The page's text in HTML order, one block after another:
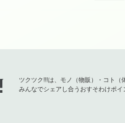
ツクツク!!!は、モノ（物販）・コト（
みんなでシェアし合うおすそわけポイ